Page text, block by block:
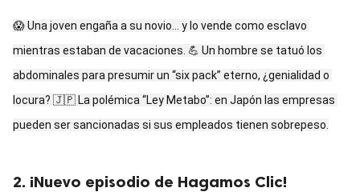
😱 Una joven engaña a su novio… y lo vende como esclavo
mientras estaban de vacaciones. 💪 Un hombre se tatuó los
abdominales para presumir un “six pack” eterno, ¿genialidad o
locura? 🇯🇵 La polémica “Ley Metabo”: en Japón las empresas
pueden ser sancionadas si sus empleados tienen sobrepeso.
2. ¡Nuevo episodio de Hagamos Clic!